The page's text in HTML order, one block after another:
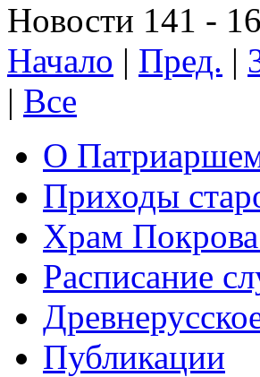
Новости 141 -
Начало | Пред. |
| Все
О
Приходы
Храм
Расписание
Публикации